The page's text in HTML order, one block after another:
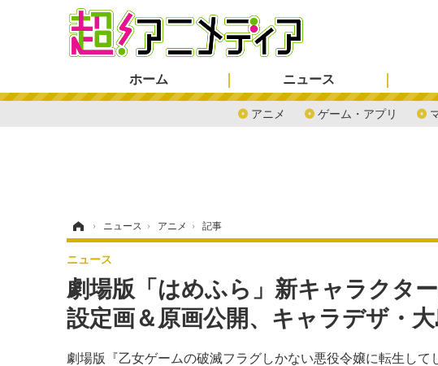
ホーム ニュース
アニメ ゲーム・アプリ
› ニュース › アニメ › 記事
劇場版「はめふら」新キャラクタ
設定画＆原画公開、キャラデザ・
劇場版『乙女ゲームの破滅フラグしかない悪役令嬢に転生し
ニュース